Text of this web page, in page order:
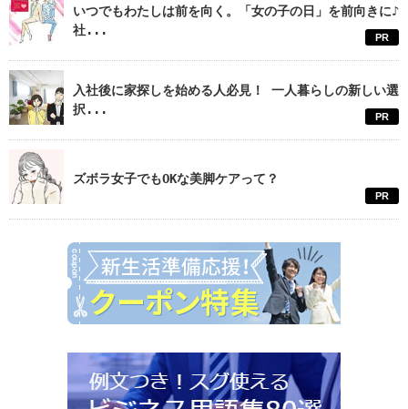
いつでもわたしは前を向く。「女の子の日」を前向きに♪
社...
PR
入社後に家探しを始める人必見！ 一人暮らしの新しい選
択...
PR
ズボラ女子でもOKな美脚ケアって？
PR